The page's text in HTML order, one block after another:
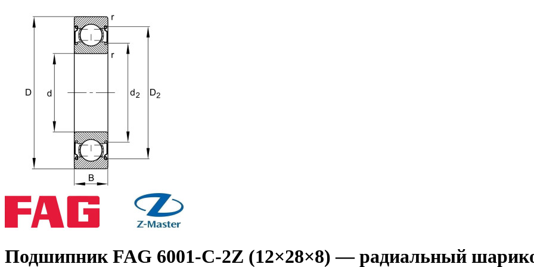
Подшипник FAG 6001-C-2Z (12×28×8) — радиальный